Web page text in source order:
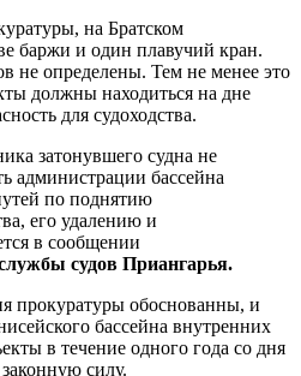
на Братском
баржи и один плавучий кран.
не определены. Тем не менее это
должны находиться на дне
для судоходства.
затонувшего судна не
администрации бассейна
по поднятию
его удалению и
в сообщении
судов Приангарья.
прокуратуры обоснованны, и
бассейна внутренних
в течение одного года со дня
силу.